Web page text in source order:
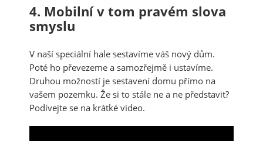
4. Mobilní v tom pravém slova
smyslu
V naší speciální hale sestavíme váš nový dům.
Poté ho převezeme a samozřejmě i ustavíme.
Druhou možností je sestavení domu přímo na
vašem pozemku. Že si to stále ne a ne představit?
Podívejte se na krátké video.